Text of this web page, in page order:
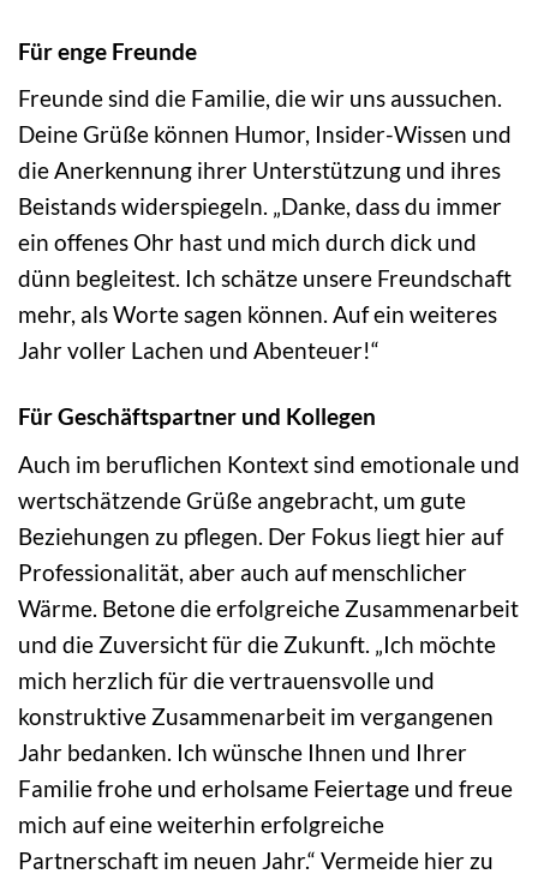
Für enge Freunde
Freunde sind die Familie, die wir uns aussuchen.
Deine Grüße können Humor, Insider-Wissen und
die Anerkennung ihrer Unterstützung und ihres
Beistands widerspiegeln. „Danke, dass du immer
ein offenes Ohr hast und mich durch dick und
dünn begleitest. Ich schätze unsere Freundschaft
mehr, als Worte sagen können. Auf ein weiteres
Jahr voller Lachen und Abenteuer!“
Für Geschäftspartner und Kollegen
Auch im beruflichen Kontext sind emotionale und
wertschätzende Grüße angebracht, um gute
Beziehungen zu pflegen. Der Fokus liegt hier auf
Professionalität, aber auch auf menschlicher
Wärme. Betone die erfolgreiche Zusammenarbeit
und die Zuversicht für die Zukunft. „Ich möchte
mich herzlich für die vertrauensvolle und
konstruktive Zusammenarbeit im vergangenen
Jahr bedanken. Ich wünsche Ihnen und Ihrer
Familie frohe und erholsame Feiertage und freue
mich auf eine weiterhin erfolgreiche
Partnerschaft im neuen Jahr.“ Vermeide hier zu